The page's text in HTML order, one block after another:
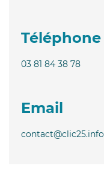
Téléphone
03 81 84 38 78
Email
contact@clic25.info